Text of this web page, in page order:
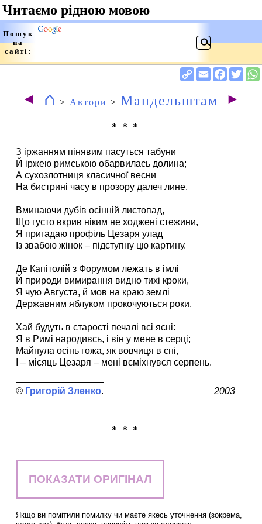
◄ ⌂ > Автори > Мандельштам ►
* * *
З іржанням пінявим пасуться табуни
Й іржею римською обарвилась долина;
А сухозлотниця класичної весни
На бистрині часу в прозору далеч лине.
Вминаючи дубів осінній листопад,
Що густо вкрив ніким не ходжені стежини,
Я пригадаю профіль Цезаря улад
Із звабою жінок – підступну цю картину.
Де Капітолій з Форумом лежать в імлі
Й природи вимирання видно тихі кроки,
Я чую Августа, й мов на краю землі
Державним яблуком прокочуються роки.
Хай будуть в старості печалі всі ясні:
Я в Римі народивсь, і він у мене в серці;
Майнула осінь гожа, як вовчиця в сні,
І – місяць Цезаря – мені всміхнувся серпень.
Григорій Зленко 2003
* * *
ПОКАЗАТИ ОРИГІНАЛ
Якщо ви помітили помилку чи маєте якесь уточнення (зокрема,